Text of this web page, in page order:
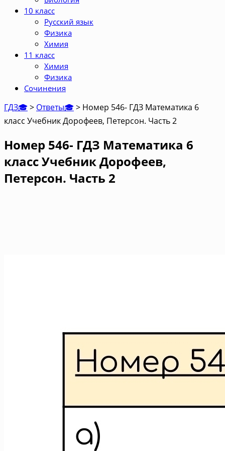
10 класс
Русский язык
Физика
Химия
11 класс
Химия
Физика
Сочинения
ГДЗ🎓> Ответы🎓> Номер 546- ГДЗ Математика 6
класс Учебник Дорофеев, Петерсон. Часть 2
Номер 546- ГДЗ Математика 6
класс Учебник Дорофеев,
Петерсон. Часть 2